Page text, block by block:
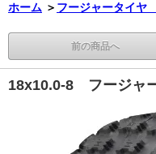
ホーム ＞ フージャータイヤ
前の商品へ
18x10.0-8 フージャ